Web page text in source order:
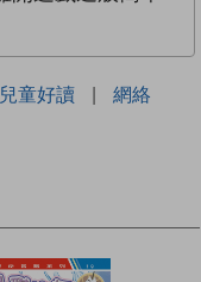
兒童好讀 | 網絡